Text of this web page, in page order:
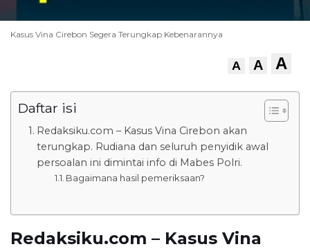
Kasus Vina Cirebon Segera Terungkap Kebenarannya
A A A
Daftar isi
Redaksiku.com – Kasus Vina Cirebon akan
terungkap. Rudiana dan seluruh penyidik awal
persoalan ini dimintai info di Mabes Polri.
Bagaimana hasil pemeriksaan?
Redaksiku.com – Kasus Vina